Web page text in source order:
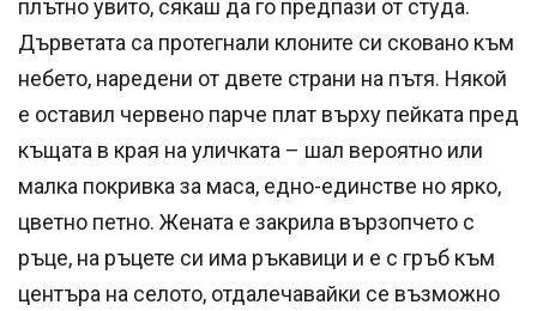
плътно увито, сякаш да го предпази от студа.
Дърветата са протегнали клоните си сковано към
небето, наредени от двете страни на пътя. Някой
е оставил червено парче плат върху пейката пред
къщата в края на уличката – шал вероятно или
малка покривка за маса, едно-единстве но ярко,
цветно петно. Жената е закрила вързопчето с
ръце, на ръцете си има ръкавици и е с гръб към
центъра на селото, отдалечавайки се възможно